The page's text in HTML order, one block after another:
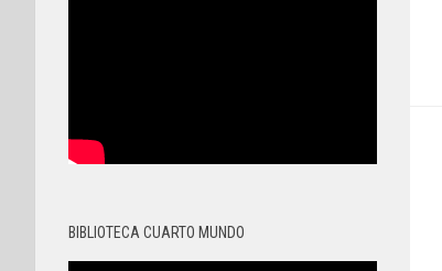
BIBLIOTECA CUARTO MUNDO